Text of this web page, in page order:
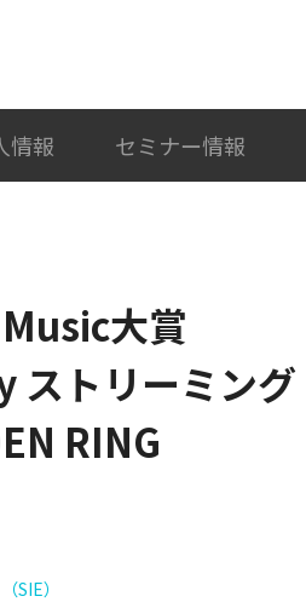
情報 セミナー情報
大賞
トリーミング
RING
SIE）